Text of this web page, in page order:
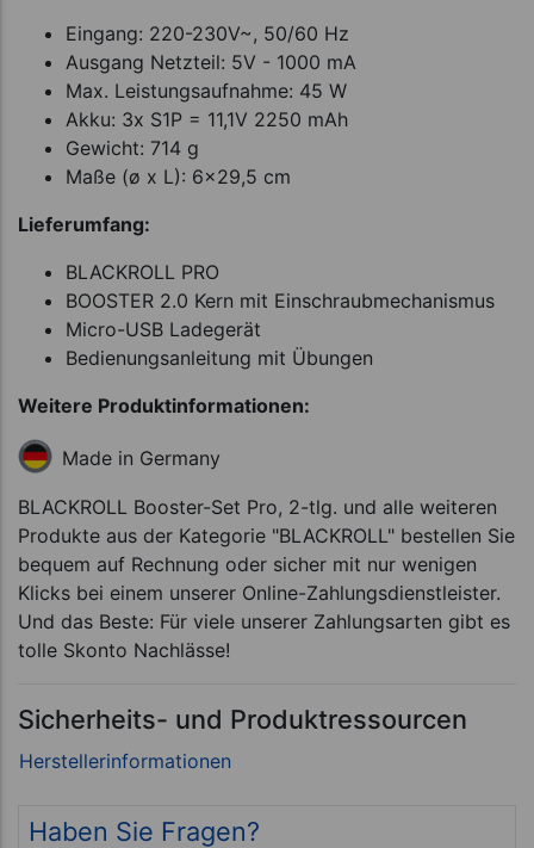
Eingang: 220-230V~, 50/60 Hz
Ausgang Netzteil: 5V - 1000 mA
Max. Leistungsaufnahme: 45 W
Akku: 3x S1P = 11,1V 2250 mAh
Gewicht: 714 g
Maße (ø x L): 6x29,5 cm
Lieferumfang:
BLACKROLL PRO
BOOSTER 2.0 Kern mit Einschraubmechanismus
Micro-USB Ladegerät
Bedienungsanleitung mit Übungen
Weitere Produktinformationen:
Made in Germany
BLACKROLL Booster-Set Pro, 2-tlg. und alle weiteren
Produkte aus der Kategorie "BLACKROLL" bestellen Sie
bequem auf Rechnung oder sicher mit nur wenigen
Klicks bei einem unserer Online-Zahlungsdienstleister.
Und das Beste: Für viele unserer Zahlungsarten gibt es
tolle Skonto Nachlässe!
Sicherheits- und Produktressourcen
Haben Sie Fragen?